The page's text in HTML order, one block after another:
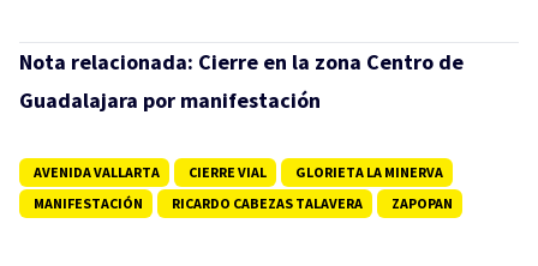
Nota relacionada: Cierre en la zona Centro de
Guadalajara por manifestación
AVENIDA VALLARTA CIERRE VIAL
GLORIETA LA MINERVA
MANIFESTACIÓN
RICARDO CABEZAS TALAVERA ZAPOPAN